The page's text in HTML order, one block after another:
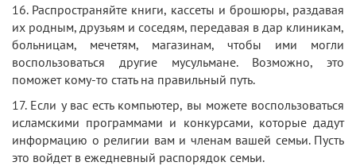
16. Распространяйте книги, кассеты и брошюры, раздавая
их родным, друзьям и соседям, передавая в дар клиникам,
больницам, мечетям, магазинам, чтобы ими могли
воспользоваться другие мусульмане. Возможно, это
поможет кому-то стать на правильный путь.
17. Если у вас есть компьютер, вы можете воспользоваться
исламскими программами и конкурсами, которые дадут
информацию о религии вам и членам вашей семьи. Пусть
это войдет в ежедневный распорядок семьи.